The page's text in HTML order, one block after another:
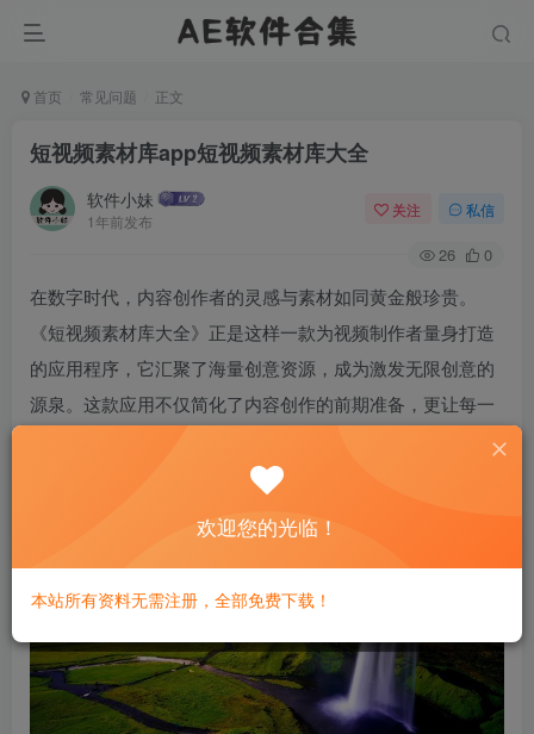
首页 常见问题 正文
短视频素材库app短视频素材库大全
软件小妹
1年前发布
关注 私信
26 0
在数字时代，内容创作者的灵感与素材如同黄金般珍贵。
《短视频素材库大全》正是这样一款为视频制作者量身打造
的应用程序，它汇聚了海量创意资源，成为激发无限创意的
源泉。这款应用不仅简化了内容创作的前期准备，更让每一
欢迎您的光临！
本站所有资料无需注册，全部免费下载！